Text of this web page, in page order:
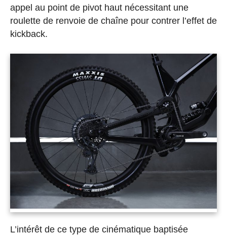
appel au point de pivot haut nécessitant une
roulette de renvoie de chaîne pour contrer l’effet de
kickback.
L’intérêt de ce type de cinématique baptisée